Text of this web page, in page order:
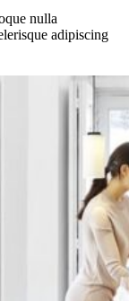
nulla
adipiscing